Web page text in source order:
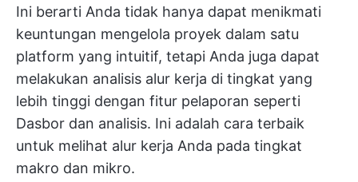
Ini berarti Anda tidak hanya dapat menikmati
keuntungan mengelola proyek dalam satu
platform yang intuitif, tetapi Anda juga dapat
melakukan analisis alur kerja di tingkat yang
lebih tinggi dengan fitur pelaporan seperti
Dasbor dan analisis. Ini adalah cara terbaik
untuk melihat alur kerja Anda pada tingkat
makro dan mikro.